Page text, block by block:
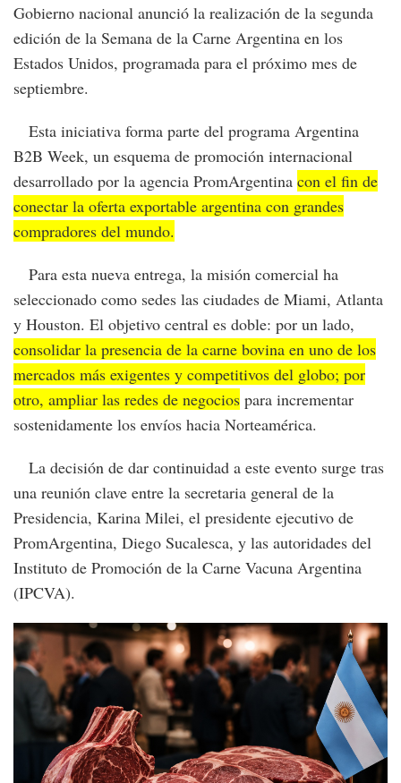
Gobierno nacional anunció la realización de la segunda
edición de la Semana de la Carne Argentina en los
Estados Unidos, programada para el próximo mes de
septiembre.
Esta iniciativa forma parte del programa Argentina
B2B Week, un esquema de promoción internacional
desarrollado por la agencia PromArgentina con el fin de
conectar la oferta exportable argentina con grandes
compradores del mundo.
Para esta nueva entrega, la misión comercial ha
seleccionado como sedes las ciudades de Miami, Atlanta
y Houston. El objetivo central es doble: por un lado,
consolidar la presencia de la carne bovina en uno de los
mercados más exigentes y competitivos del globo; por
otro, ampliar las redes de negocios para incrementar
sostenidamente los envíos hacia Norteamérica.
La decisión de dar continuidad a este evento surge tras
una reunión clave entre la secretaria general de la
Presidencia, Karina Milei, el presidente ejecutivo de
PromArgentina, Diego Sucalesca, y las autoridades del
Instituto de Promoción de la Carne Vacuna Argentina
(IPCVA).